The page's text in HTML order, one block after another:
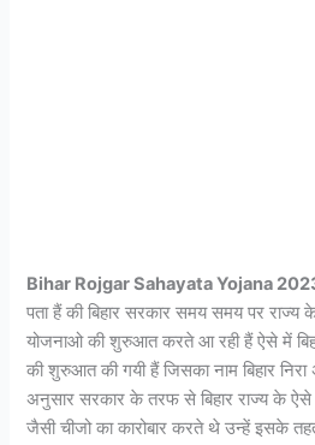
Bihar Rojgar Sahayata Yojana
पता हैं की बिहार सरकार समय समय पर राज्य
योजनाओ की शुरुआत करते आ रही हैं ऐसे में
की शुरुआत की गयी हैं जिसका नाम बिहार
अनुसार सरकार के तरफ से बिहार राज्य के ऐसे
जैसी चीजो का कारोबार करते थे उन्हें इसके